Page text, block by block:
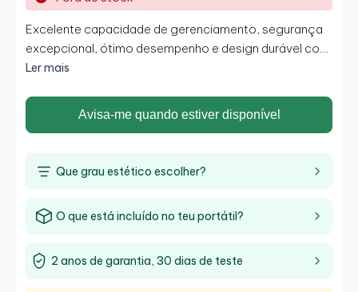
Excelente capacidade de gerenciamento, segurança
excepcional, ótimo desempenho e design durável com
seu Dell Latitude E5440.
Ler mais
Avisa-me quando estiver disponível
Que grau estético escolher?
O que está incluído no teu portátil?
2 anos de garantia, 30 dias de teste